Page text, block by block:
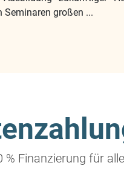
Seminaren großen ...
% Finanzierung für